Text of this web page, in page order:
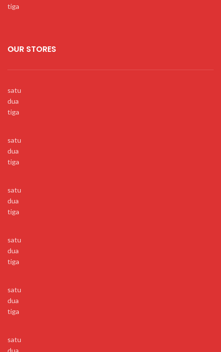
tiga
OUR STORES
satu
dua
tiga
satu
dua
tiga
satu
dua
tiga
satu
dua
tiga
satu
dua
tiga
satu
dua